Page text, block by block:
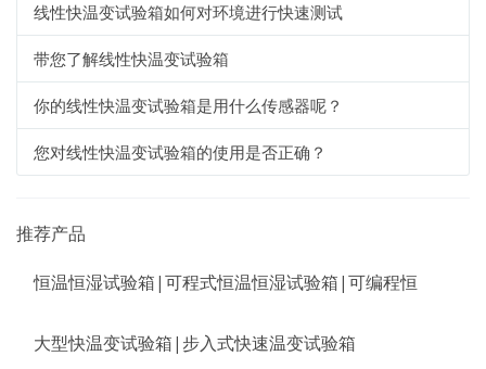
线性快温变试验箱如何对环境进行快速测试
带您了解线性快温变试验箱
你的线性快温变试验箱是用什么传感器呢？
您对线性快温变试验箱的使用是否正确？
推荐产品
恒温恒湿试验箱|可程式恒温恒湿试验箱|可编程恒
大型快温变试验箱|步入式快速温变试验箱